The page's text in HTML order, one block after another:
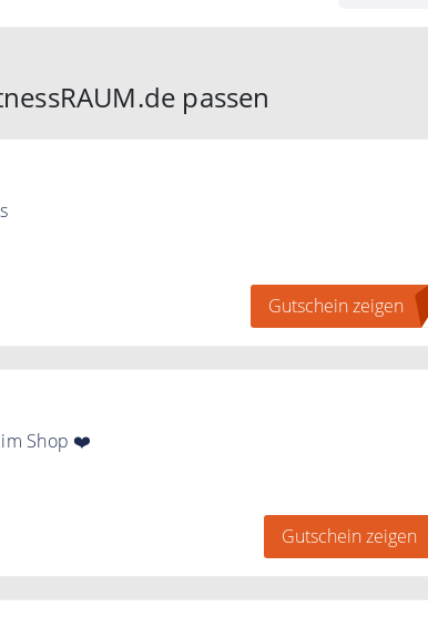
passen
Gutschein zeigen
im Shop ❤️
Gutschein zeigen